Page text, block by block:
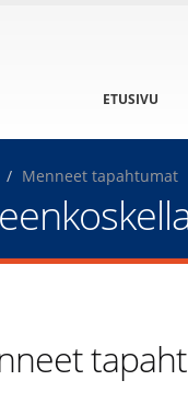
ETUSIVU
Menneet tapahtumat